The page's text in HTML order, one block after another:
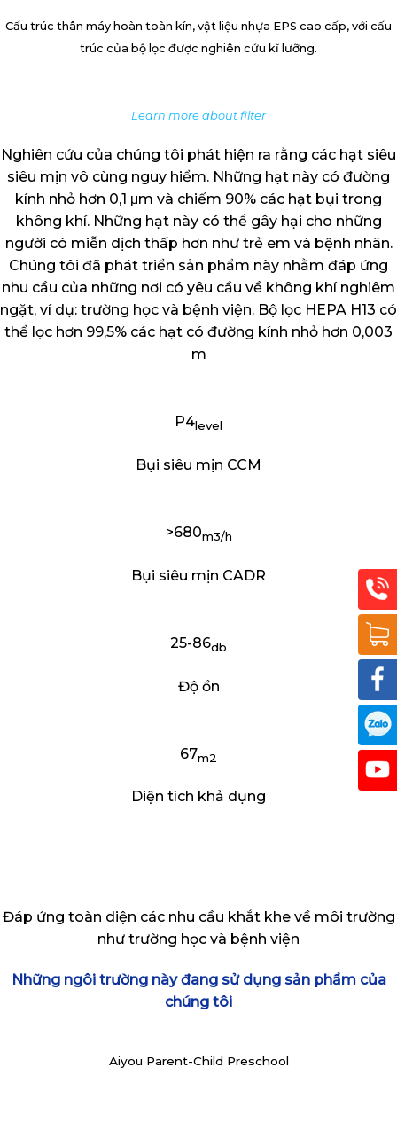
Cấu trúc thân máy hoàn toàn kín, vật liệu nhựa EPS cao cấp, với cấu
trúc của bộ lọc được nghiên cứu kĩ lưỡng.
Learn more about filter
Nghiên cứu của chúng tôi phát hiện ra rằng các hạt siêu
siêu mịn vô cùng nguy hiểm. Những hạt này có đường
kính nhỏ hơn 0,1 μm và chiếm 90% các hạt bụi trong
không khí. Những hạt này có thể gây hại cho những
người có miễn dịch thấp hơn như trẻ em và bệnh nhân.
Chúng tôi đã phát triển sản phẩm này nhằm đáp ứng
nhu cầu của những nơi có yêu cầu về không khí nghiêm
ngặt, ví dụ: trường học và bệnh viện. Bộ lọc HEPA H13 có
thể lọc hơn 99,5% các hạt có đường kính nhỏ hơn 0,003
m
P4level
Bụi siêu mịn CCM
>680m3/h
Bụi siêu mịn CADR
25-86db
Độ ồn
67m2
Diện tích khả dụng
Đáp ứng toàn diện các nhu cầu khắt khe về môi trường
như trường học và bệnh viện
Những ngôi trường này đang sử dụng sản phẩm của
chúng tôi
Aiyou Parent-Child Preschool